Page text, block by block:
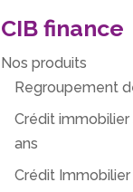
CIB finance
Nos produits
Regroupement
Crédit immobilier
ans
Crédit